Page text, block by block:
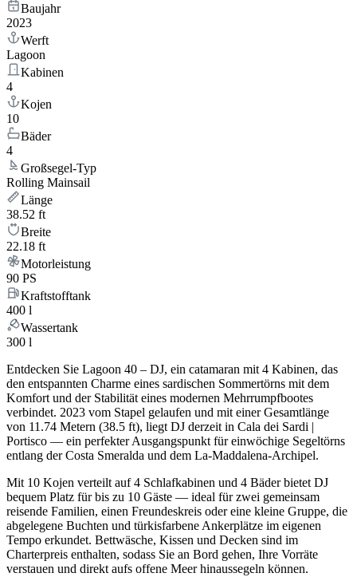
Baujahr
2023
Werft
Lagoon
Kabinen
4
Kojen
10
Bäder
4
Großsegel-Typ
Rolling Mainsail
Länge
38.52 ft
Breite
22.18 ft
Motorleistung
90 PS
Kraftstofftank
400 l
Wassertank
300 l
Entdecken Sie Lagoon 40 – DJ, ein catamaran mit 4 Kabinen, das
den entspannten Charme eines sardischen Sommertörns mit dem
Komfort und der Stabilität eines modernen Mehrrumpfbootes
verbindet. 2023 vom Stapel gelaufen und mit einer Gesamtlänge
von 11.74 Metern (38.5 ft), liegt DJ derzeit in Cala dei Sardi |
Portisco — ein perfekter Ausgangspunkt für einwöchige Segeltörns
entlang der Costa Smeralda und dem La-Maddalena-Archipel.
Mit 10 Kojen verteilt auf 4 Schlafkabinen und 4 Bäder bietet DJ
bequem Platz für bis zu 10 Gäste — ideal für zwei gemeinsam
reisende Familien, einen Freundeskreis oder eine kleine Gruppe, die
abgelegene Buchten und türkisfarbene Ankerplätze im eigenen
Tempo erkundet. Bettwäsche, Kissen und Decken sind im
Charterpreis enthalten, sodass Sie an Bord gehen, Ihre Vorräte
verstauen und direkt aufs offene Meer hinaussegeln können.